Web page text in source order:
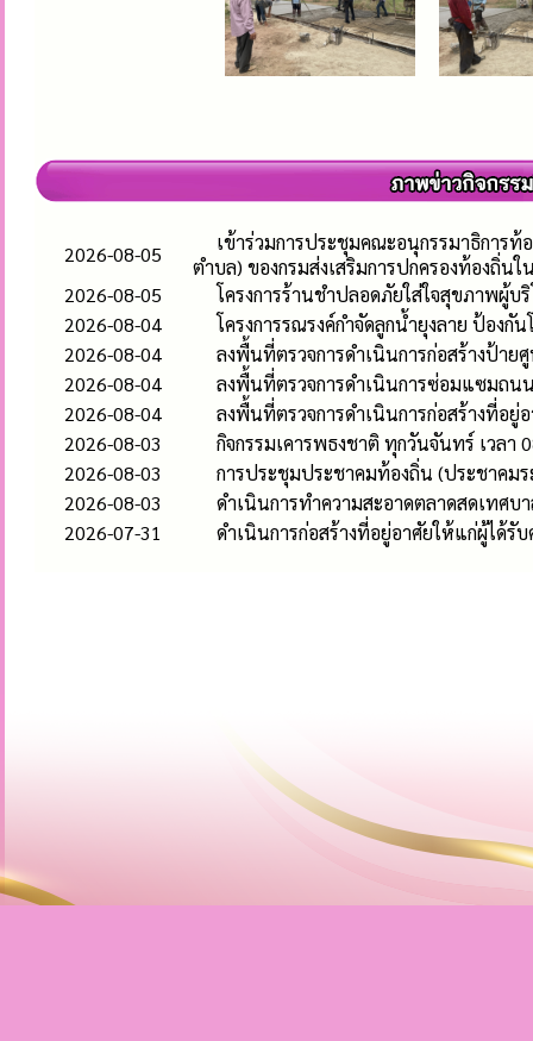
2026-08-05
เข้าร่วมการประชุมคณะอนุกรรมาธิการ
ตำบล) ของกรมส่งเสริมการปกครองท้องถิ่นใ
2026-08-05
โครงการร้านชำปลอดภัยใส่ใจสุขภาพผู้บ
2026-08-04
โครงการรณรงค์กำจัดลูกน้ำยุงลาย ป้อง
2026-08-04
ลงพื้นที่ตรวจการดำเนินการก่อสร้างป้า
2026-08-04
ลงพื้นที่ตรวจการดำเนินการซ่อมแซมถน
2026-08-04
ลงพื้นที่ตรวจการดำเนินการก่อสร้างที่อ
2026-08-03
กิจกรรมเคารพธงชาติ ทุกวันจันทร์ เวลา
2026-08-03
การประชุมประชาคมท้องถิ่น (ประชาคม
2026-08-03
ดำเนินการทำความสะอาดตลาดสดเทศ
2026-07-31
ดำเนินการก่อสร้างที่อยู่อาศัยให้แก่ผู้ได้